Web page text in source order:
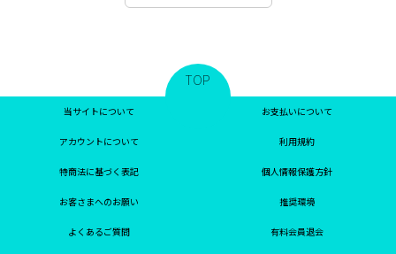
TOP
当サイトについて お支払いについて
アカウントについて 利用規約
特商法に基づく表記 個人情報保護方針
お客さまへのお願い 推奨環境
よくあるご質問 有料会員退会